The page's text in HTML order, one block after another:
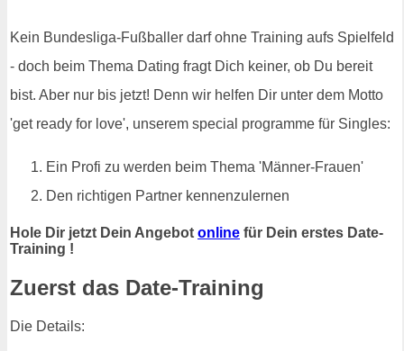
Kein Bundesliga-Fußballer darf ohne Training aufs Spielfeld
- doch beim Thema Dating fragt Dich keiner, ob Du bereit
bist. Aber nur bis jetzt! Denn wir helfen Dir unter dem Motto
'get ready for love', unserem special programme für Singles:
Ein Profi zu werden beim Thema 'Männer-Frauen'
Den richtigen Partner kennenzulernen
Hole Dir jetzt Dein Angebot online für Dein erstes Date-
Training !
Zuerst das Date-Training
Die Details: